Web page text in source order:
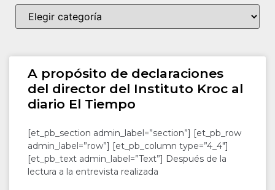
A propósito de declaraciones
del director del Instituto Kroc al
diario El Tiempo
[et_pb_section admin_label=”section”] [et_pb_row
admin_label=”row”] [et_pb_column type=”4_4″]
[et_pb_text admin_label=”Text”] Después de la
lectura a la entrevista realizada